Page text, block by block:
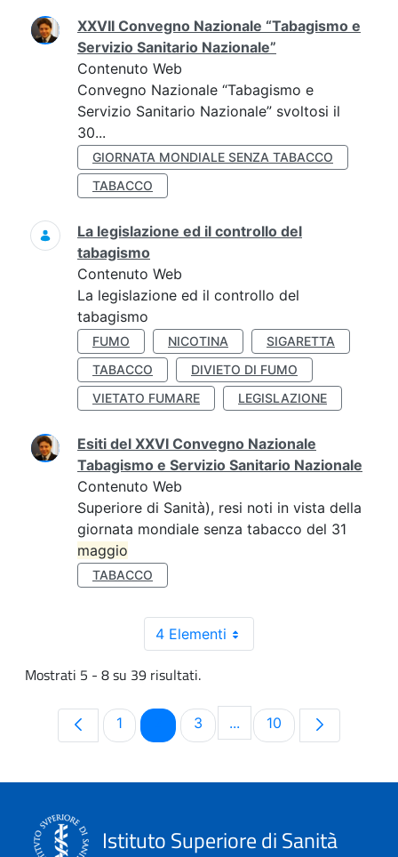
XXVII Convegno Nazionale “Tabagismo e
Servizio Sanitario Nazionale”
Contenuto Web
Convegno Nazionale “Tabagismo e
Servizio Sanitario Nazionale” svoltosi il
30...
GIORNATA MONDIALE SENZA TABACCO
TABACCO
La legislazione ed il controllo del
tabagismo
Contenuto Web
La legislazione ed il controllo del
tabagismo
FUMO NICOTINA
SIGARETTA
TABACCO
DIVIETO DI FUMO
VIETATO FUMARE
LEGISLAZIONE
Esiti del XXVI Convegno Nazionale
Tabagismo e Servizio Sanitario Nazionale
Contenuto Web
Superiore di Sanità), resi noti in vista della
giornata mondiale senza tabacco del 31
maggio
TABACCO
4 Elementi
Mostrati 5 - 8 su 39 risultati.
Pagina
1 PaginaPagina
3 ...Pagine intermedie Use
Pagina
10
Istituto Superiore di Sanità